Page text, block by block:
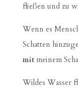
fließen und zu
Wenn es
Schatten
mitmeinem
Wildes Wasser